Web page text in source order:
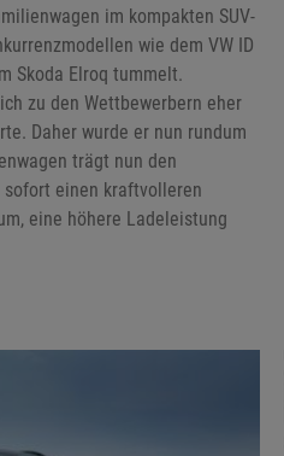
im kompakten SUV-
wie dem VW ID
Skoda Elroq tummelt.
zu den Wettbewerbern eher
Daher wurde er nun rundum
trägt nun den
sofort einen kraftvolleren
eine höhere Ladeleistung